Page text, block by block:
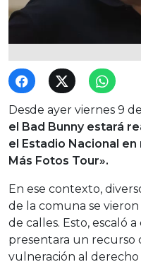
Desde ayer viernes 9
el Bad Bunny estará
el Estadio Nacional
Más Fotos Tour».
En ese contexto,
de la comuna se
de calles. Esto, escaló
presentara un recurso
vulneración al derecho